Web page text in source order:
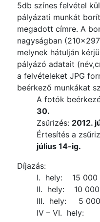
5db színes felvétel
pályázati munkát
megadott címre. A
nagyságban
melynek hátulján
pályázó adatait
a felvételeket JPG
beérkező munkákat
A fotók
30.
Zsűrizés: 2012.
Értesítés a
július 14-ig.
Díjazás:
I. hely: 15 000
II. hely: 10 000
III. hely: 5
IV – VI. hely: